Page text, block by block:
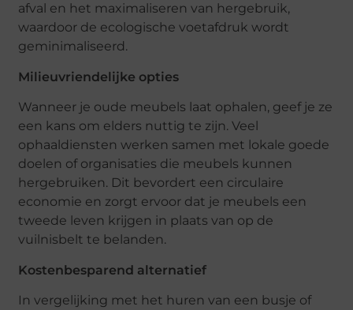
afval en het maximaliseren van hergebruik,
waardoor de ecologische voetafdruk wordt
geminimaliseerd.
Milieuvriendelijke opties
Wanneer je oude meubels laat ophalen, geef je ze
een kans om elders nuttig te zijn. Veel
ophaaldiensten werken samen met lokale goede
doelen of organisaties die meubels kunnen
hergebruiken. Dit bevordert een circulaire
economie en zorgt ervoor dat je meubels een
tweede leven krijgen in plaats van op de
vuilnisbelt te belanden.
Kostenbesparend alternatief
In vergelijking met het huren van een busje of